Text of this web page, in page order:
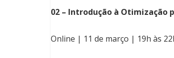
02 – Introdução à Otimização
Online | 11 de março | 19h às